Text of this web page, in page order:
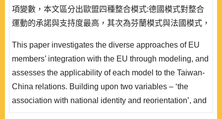
項變數，本文區分出歐盟四種整合模式:德國模式對整合
運動的承諾與支持度最高，其次為芬蘭模式與法國模式，
存在爭議的現實，持願景路線的德國或法國模式均無法適
用於兩岸關係的整合模式，兩岸整合前景最好的情況為芬
蘭模式，最不理想為英國模式。模型化的結果因而可以解
This paper investigates the diverse approaches of EU
members’ integration with the EU through modeling, and
assesses the applicability of each model to the Taiwan-
China relations. Building upon two variables – ‘the
association with national identity and reorientation’, and
‘being the leading or founding member’ – four EU